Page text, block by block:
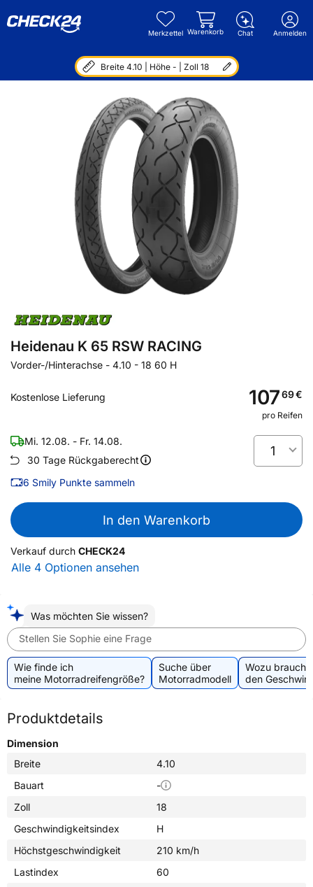
Merkzettel Warenkorb Chat Anmelden
Breite 4.10 | Höhe - | Zoll 18
Heidenau K 65 RSW RACING
Vorder-/Hinterachse - 4.10 - 18 60 H
Kostenlose Lieferung 10769€
pro Reifen
Mi. 12.08. - Fr. 14.08.
30 Tage Rückgaberecht
6 Smily Punkte sammeln
1
In den Warenkorb
Verkauf durch CHECK24
Alle 4 Optionen ansehen
Was möchten Sie wissen?
Stellen Sie Sophie eine Frage
Wie finde ich
meine Motorradreifengröße?
Suche über
Motorradmodell
Wozu
den
Produktdetails
Dimension
Breite
4.10
Bauart
-
Zoll
18
Geschwindigkeitsindex
H
Höchstgeschwindigkeit
210 km/h
Lastindex
60